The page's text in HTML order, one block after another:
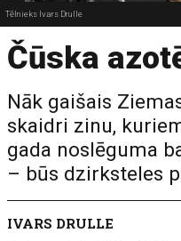
Tēlnieks Ivars Drulle
Čūska
Nāk gaišais
skaidri zinu,
gada noslēguma
– būs dzirksteles
IVARS DRULLE